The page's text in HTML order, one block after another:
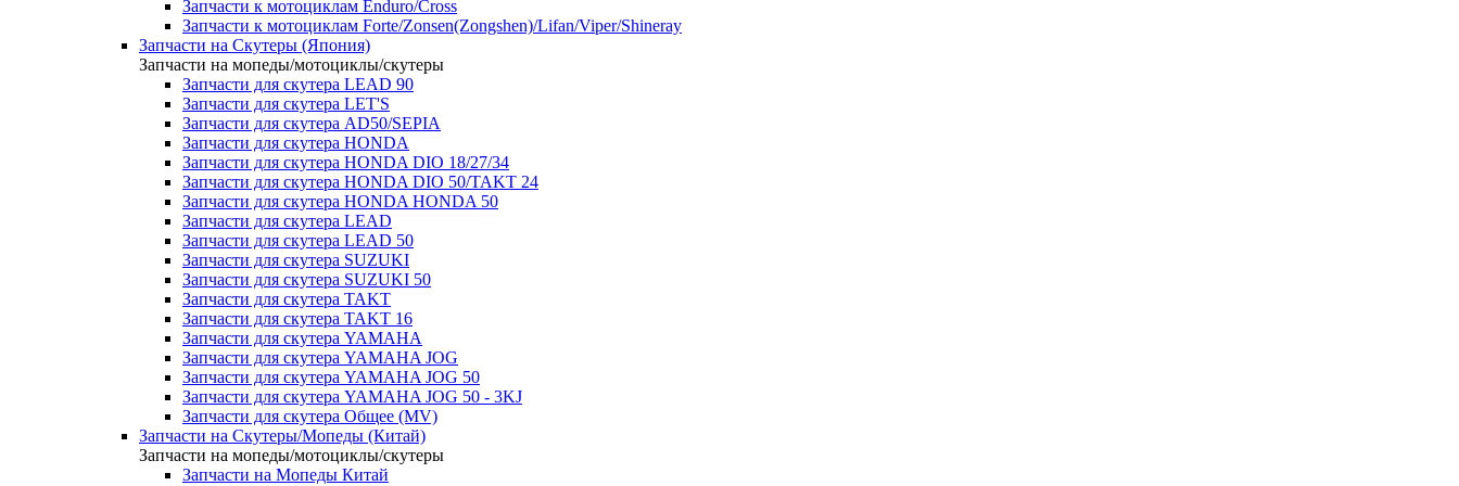
Запчасти к мотоциклам Enduro/Cross
Запчасти к мотоциклам Forte/Zonsen(Zongshen)/Lifan/Viper/Shineray
Запчасти на Скутеры (Япония)
Запчасти на мопеды/мотоциклы/скутеры
Запчасти для скутера LEAD 90
Запчасти для скутера LET'S
Запчасти для скутера AD50/SEPIA
Запчасти для скутера HONDA
Запчасти для скутера HONDA DIO 18/27/34
Запчасти для скутера HONDA DIO 50/TAKT 24
Запчасти для скутера HONDA HONDA 50
Запчасти для скутера LEAD
Запчасти для скутера LEAD 50
Запчасти для скутера SUZUKI
Запчасти для скутера SUZUKI 50
Запчасти для скутера TAKT
Запчасти для скутера TAKT 16
Запчасти для скутера YAMAHA
Запчасти для скутера YAMAHA JOG
Запчасти для скутера YAMAHA JOG 50
Запчасти для скутера YAMAHA JOG 50 - 3KJ
Запчасти для скутера Общее (MV)
Запчасти на Скутеры/Мопеды (Китай)
Запчасти на мопеды/мотоциклы/скутеры
Запчасти на Мопеды Китай